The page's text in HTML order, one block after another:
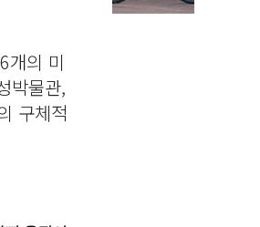
개의 미
박물관,
구체적